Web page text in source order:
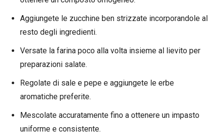
Aggiungete le zucchine ben strizzate incorporandole al
resto degli ingredienti.
Versate la farina poco alla volta insieme al lievito per
preparazioni salate.
Regolate di sale e pepe e aggiungete le erbe
aromatiche preferite.
Mescolate accuratamente fino a ottenere un impasto
uniforme e consistente.